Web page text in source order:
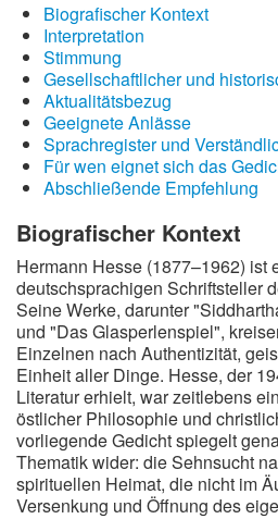
Biografischer Kontext
Interpretation
Stimmung
Gesellschaftlicher und
Aktualitätsbezug
Geeignete Anlässe
Sprachregister und
Für wen eignet sich das
Abschließende Empfehlung
Biografischer Kontext
Hermann Hesse (1877–1962) ist
deutschsprachigen Schriftsteller
Seine Werke, darunter
und "Das Glasperlenspiel",
Einzelnen nach Authentizität,
Einheit aller Dinge. Hesse, der
Literatur erhielt, war zeitlebens
östlicher Philosophie und
vorliegende Gedicht spiegelt
Thematik wider: die Sehnsucht
spirituellen Heimat, die nicht im
Versenkung und Öffnung des